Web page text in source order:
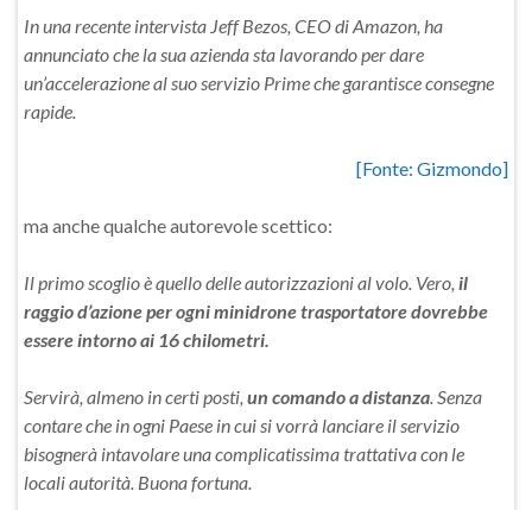
In una recente intervista Jeff Bezos, CEO di Amazon, ha
annunciato che la sua azienda sta lavorando per dare
un’accelerazione al suo servizio Prime che garantisce consegne
rapide.
[Fonte: Gizmondo]
ma anche qualche autorevole scettico:
Il primo scoglio è quello delle autorizzazioni al volo. Vero, il
raggio d’azione per ogni minidrone trasportatore dovrebbe
essere intorno ai 16 chilometri.
Servirà, almeno in certi posti, un comando a distanza. Senza
contare che in ogni Paese in cui si vorrà lanciare il servizio
bisognerà intavolare una complicatissima trattativa con le
locali autorità. Buona fortuna.